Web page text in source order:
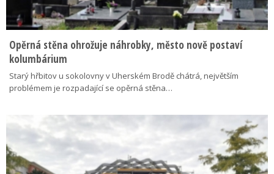
Opěrná stěna ohrožuje náhrobky, město nově postaví
kolumbárium
Starý hřbitov u sokolovny v Uherském Brodě chátrá, největším
problémem je rozpadající se opěrná stěna…